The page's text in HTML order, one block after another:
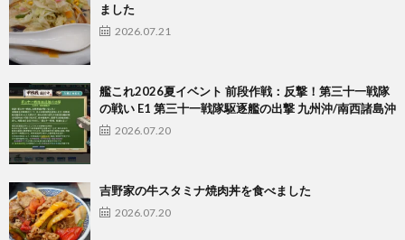
ました
2026.07.21
艦これ2026夏イベント 前段作戦：反撃！第三十一戦隊
の戦い E1 第三十一戦隊駆逐艦の出撃 九州沖/南西諸島沖
2026.07.20
吉野家の牛スタミナ焼肉丼を食べました
2026.07.20